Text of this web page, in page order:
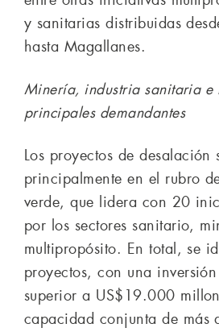
y sanitarias distribuidas
hasta Magallanes.
Minería, industria sanitaria e
principales demandantes
Los proyectos de desalación
principalmente en el rubro
verde, que lidera con 20
por los sectores sanitario,
multipropósito. En total, se
proyectos, con una
superior a US$19.000
capacidad conjunta de